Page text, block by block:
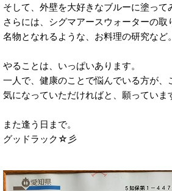
そして、外壁を大好きなブルーに塗って
さらには、シグマアースウォーターの取
名物となれるような、お料理の研究など。
やることは、いっぱいあります。
一人で、健康のことで悩んでいる方が、
気になっていただければと、願っていま
また逢う日まで。
グッドラック☆彡